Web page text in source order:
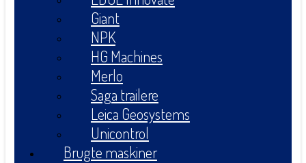
Giant
NPK
HG Machines
Merlo
Saga trailere
Leica Geosystems
Unicontrol
Brugte maskiner